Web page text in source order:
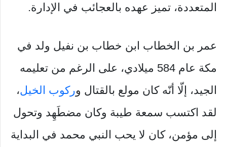
المتعددة، تميز عهده بالعجائب في الإدارة.
عمر بن الخطاب ابن خطاب بن نفيل ولد في
مكة عام 584 ميلادي، على الرغم من تعليمه
الجيد، إلّا أنّه كان مولع بالقتال وركوب الخيل،
لقد اكتسب سمعة طيبة وكان مضطَهِد وتحول
إلى مؤمن، كان لا يحب النبي محمد في البداية